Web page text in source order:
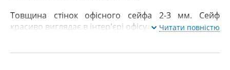
Товщина стінок офісного сейфа 2-3 мм. Сейф
красиво виглядає в інтер'єрі офісу.
Читати повністю